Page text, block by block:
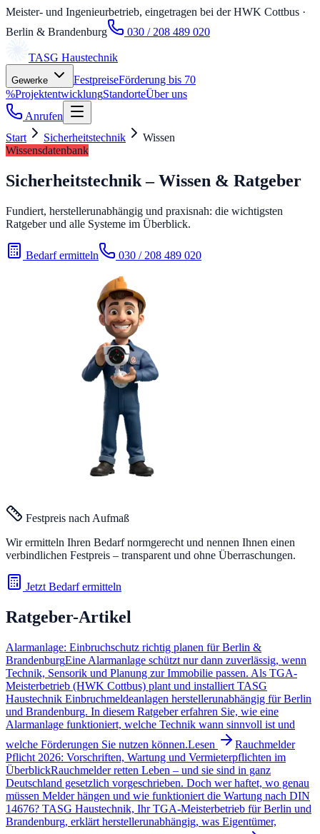
Meister- und Ingenieurbetrieb, eingetragen bei der HWK Cottbus ·
Berlin & Brandenburg
030 / 208 489 020
TASG Haustechnik
Gewerke FestpreiseFörderung bis 70
%ProjektentwicklungStandorteÜber uns
Anrufen
Start
Sicherheitstechnik
Wissen
Wissensdatenbank
Sicherheitstechnik – Wissen & Ratgeber
Fundiert, herstellerunabhängig und praxisnah: die wichtigsten
Ratgeber und alle Systeme im Überblick.
Bedarf ermitteln 030 / 208 489 020
Festpreis nach Aufmaß
Wir ermitteln Ihren Bedarf normgerecht und nennen Ihnen einen
verbindlichen Festpreis – transparent und ohne Überraschungen.
Jetzt Bedarf ermitteln
Ratgeber-Artikel
Alarmanlage: Einbruchschutz richtig planen für Berlin &
BrandenburgEine Alarmanlage schützt nur dann zuverlässig, wenn
Technik, Sensorik und Planung zur Immobilie passen. Als TGA-
Meisterbetrieb (HWK Cottbus) plant und installiert TASG
Haustechnik Einbruchmeldeanlagen herstellerunabhängig für Berlin
und Brandenburg. In diesem Ratgeber erfahren Sie, wie eine
Alarmanlage funktioniert, welche Technik wann sinnvoll ist und
welche Förderungen Sie nutzen können.Lesen
Rauchmelder
Pflicht 2026: Vorschriften, Wartung und Vermieterpflichten im
ÜberblickRauchmelder retten Leben – und sie sind in ganz
Deutschland gesetzlich vorgeschrieben. Doch wer haftet, wo genau
müssen Melder hängen und wie funktioniert die Wartung nach DIN
14676? TASG Haustechnik, Ihr TGA-Meisterbetrieb für Berlin und
Brandenburg, erklärt herstellerunabhängig, was Eigentümer,